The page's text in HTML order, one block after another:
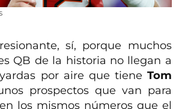
sí, porque muchos
QB de la historia no llegan a
por aire que tiene Tom
prospectos que van para
los mismos números que el